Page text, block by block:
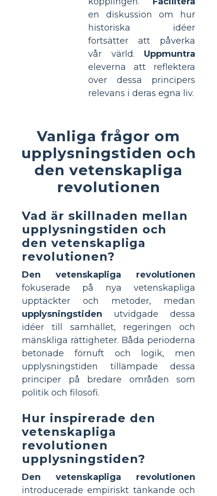
en diskussion om hur
historiska idéer
fortsätter att påverka
vår värld. Uppmuntra
eleverna att reflektera
över dessa principers
relevans i deras egna liv.
Vanliga frågor om
upplysningstiden och
den vetenskapliga
revolutionen
Vad är skillnaden mellan
upplysningstiden och
den vetenskapliga
revolutionen?
Den vetenskapliga revolutionen
fokuserade på nya vetenskapliga
upptäckter och metoder, medan
upplysningstiden utvidgade dessa
idéer till samhället, regeringen och
mänskliga rättigheter. Båda perioderna
betonade förnuft och logik, men
upplysningstiden tillämpade dessa
principer på bredare områden som
politik och filosofi.
Hur inspirerade den
vetenskapliga
revolutionen
upplysningstiden?
Den vetenskapliga revolutionen
introducerade empiriskt tänkande och